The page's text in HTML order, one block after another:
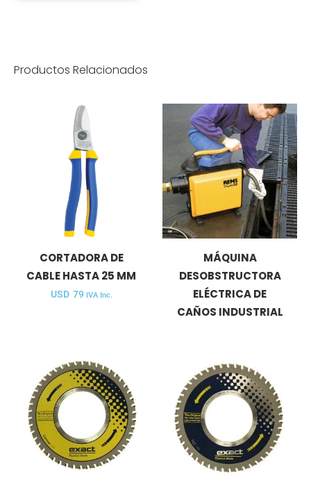
Productos Relacionados
CORTADORA DE
CABLE HASTA 25 MM
USD 79 IVA Inc.
MÁQUINA
DESOBSTRUCTORA
ELÉCTRICA DE
CAÑOS INDUSTRIAL